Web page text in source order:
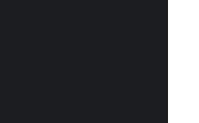
esta guía, probablemente ya